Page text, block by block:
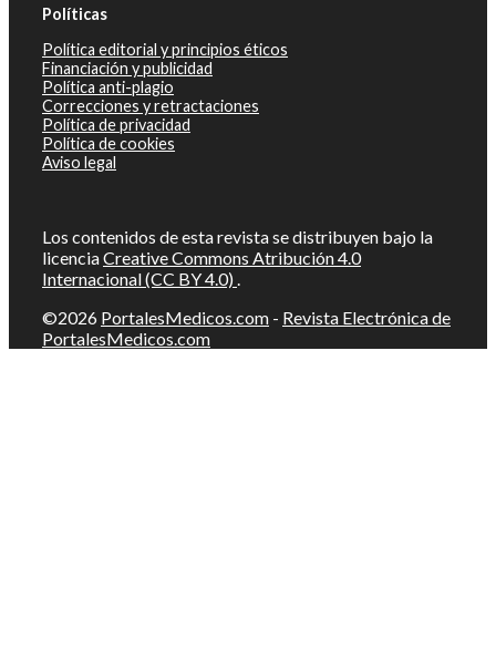
Políticas
Política editorial y principios éticos
Financiación y publicidad
Política anti-plagio
Correcciones y retractaciones
Política de privacidad
Política de cookies
Aviso legal
Los contenidos de esta revista se distribuyen bajo la
licenciaCreative Commons Atribución 4.0
Internacional (CC BY 4.0) .
©2026 PortalesMedicos.com - Revista Electrónica de
PortalesMedicos.com